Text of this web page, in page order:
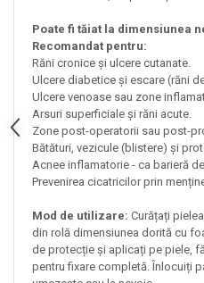
Poate fi tăiat la dimensiunea
Recomandat pentru:
Răni cronice și ulcere cutanate.
Ulcere diabetice și escare (răni
Ulcere venoase sau zone
Arsuri superficiale și răni acute.
Zone post-operatorii sau post-
Bătături, vezicule (blistere) și
Acnee inflamatorie - ca barieră
Prevenirea cicatricilor prin
Mod de utilizare: Curățați
din rolă dimensiunea dorită cu
de protecție și aplicați pe piele,
pentru fixare completă. Înlocuiți